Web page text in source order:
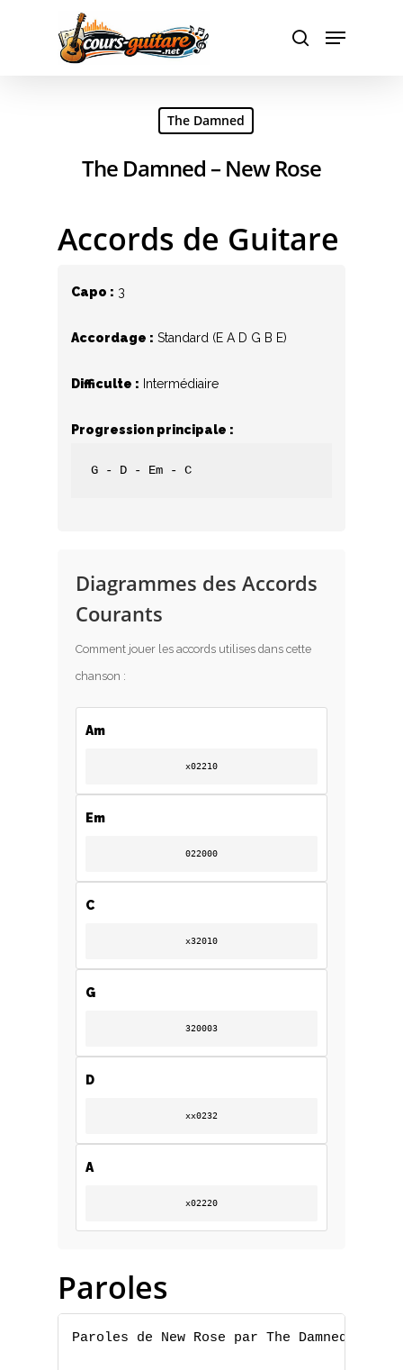
Hit enter to search or ESC to close
The Damned
The Damned – New Rose
Accords de Guitare
Capo : 3
Accordage : Standard (E A D G B E)
Difficulte : Intermédiaire
Progression principale :
G - D - Em - C
Diagrammes des Accords
Courants
Comment jouer les accords utilises dans cette
chanson :
Am
x02210
Em
022000
C
x32010
G
320003
D
xx0232
A
x02220
Paroles
Paroles de New Rose par The Damned
D